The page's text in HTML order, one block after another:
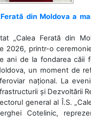
din Moldova a
„Calea Ferată din
2026, printr-o
ani de la fondarea căii
un moment de
național. La
și Dezvoltării
general al Î.S.
Cotelinic,